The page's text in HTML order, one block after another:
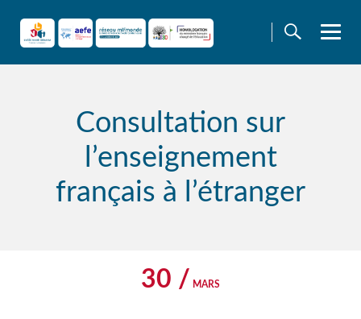
content
Consultation sur
l’enseignement
français à l’étranger
30 / MARS